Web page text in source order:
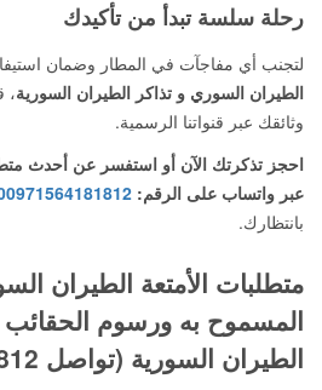
رحلة سلسة تبدأ من تأكيدك
لتجنب أي مفاجآت في المطار وضمان
الطيران السوري و تذاكر الطيران السورية،
وثائقك عبر قنواتنا الرسمية.
احجز تذكرتك الآن أو استفسر عن أحدث
عبر واتساب على الرقم:
بانتظارك.
متطلبات الأمتعة الطيران
المسموح به ورسوم الحقائب
الطيران السورية (تواصل 00971564181812)